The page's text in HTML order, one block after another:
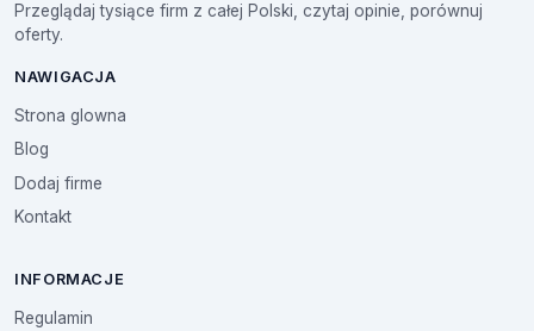
Przeglądaj tysiące firm z całej Polski, czytaj opinie, porównuj
oferty.
NAWIGACJA
Strona glowna
Blog
Dodaj firme
Kontakt
INFORMACJE
Regulamin